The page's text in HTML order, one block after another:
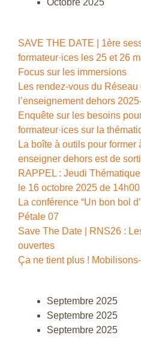
SAVE THE DATE | 1ère
formateur·ices les 25 et 26
Focus sur les immersions
Les rendez-vous du Réseau
l’enseignement dehors
Enquête sur les besoins
formateur·ices sur la
La boîte à outils pour former
enseigner dehors est de
RAPPEL : Jeudi
le 16 octobre 2025 de
La conférence “Un bon bol
Pétale 07
Save The Date | RNS26 :
ouvertes
Ça ne tient plus !
Septembre 2025
Septembre 2025
Septembre 2025